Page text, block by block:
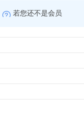
若您还不是会员